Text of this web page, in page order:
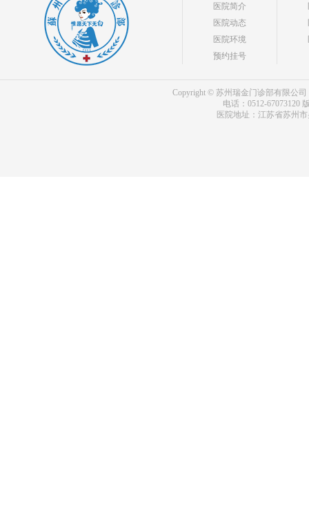
医院简介
医院动态
医院环境
预约挂号
Copyright © 苏州瑞金门诊部有限公司
电话：0512-67073120
医院地址：江苏省苏州